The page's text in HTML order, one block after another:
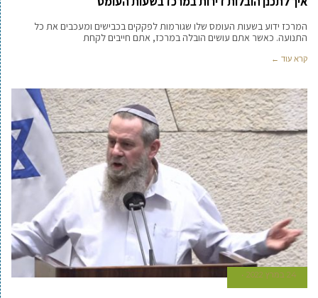
המרכז ידוע בשעות העומס שלו שגורמות לפקקים בכבישים ומעכבים את כל
התנועה. כאשר אתם עושים הובלה במרכז, אתם חייבים לקחת
קרא עוד ←
24 במרץ 2022